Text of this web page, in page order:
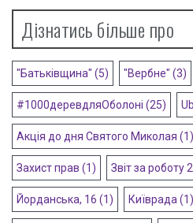
Дізнатись більше про
"Батьківщина" (5) "Вербне" (3)
#1000деревдляОболоні (25)
Акція до дня Святого Миколая (1)
Захист прав (1) Звіт за роботу
Йорданська, 16 (1) Київрада (1)